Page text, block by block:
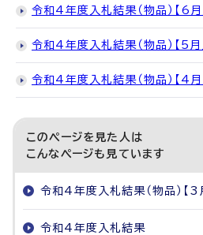
令和4年度入札結果（物品）【6月
令和4年度入札結果（物品）【5月
令和4年度入札結果（物品）【4月
このページを見た人は
こんなページも見ています
令和4年度入札結果（物品）【3
令和4年度入札結果